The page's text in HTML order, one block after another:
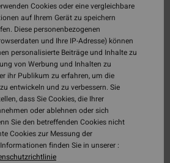
Cookies oder eine vergleichbare
auf Ihrem Gerät zu speichern
Diese personenbezogenen
und Ihre IP-Adresse) können
personalisierte Beiträge und Inhalte zu
von Werbung und Inhalten zu
ihr Publikum zu erfahren, um die
entwickeln und zu verbessern. Sie
dass Sie Cookies, die Ihrer
oder ablehnen oder sich
Sie den betreffenden Cookies nicht
Cookies zur Messung der
finden Sie in unserer :